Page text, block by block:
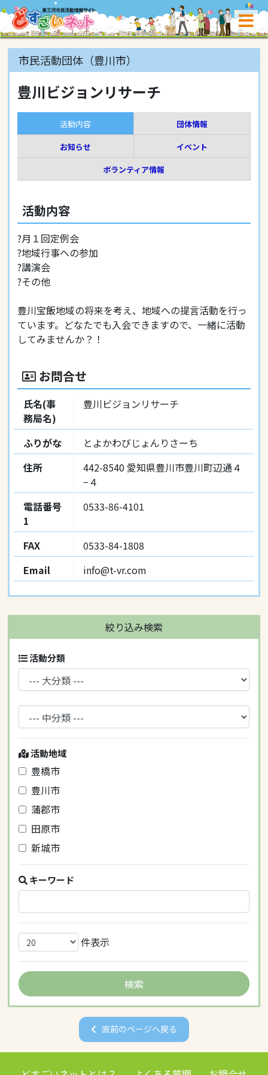
市民活動団体（豊川市）
豊川ビジョンリサーチ
活動内容
団体情報
お知らせ
イベント
ボランティア情報
活動内容
?月１回定例会
?地域行事への参加
?講演会
?その他
豊川宝飯地域の将来を考え、地域への提言活動を行っ
ています。どなたでも入会できますので、一緒に活動
してみませんか？！
お問合せ
氏名(事
務局名)
豊川ビジョンリサーチ
ふりがな
とよかわびじょんりさーち
住所
442-8540 愛知県豊川市豊川町辺通４
−４
電話番号
1
0533-86-4101
FAX
0533-84-1808
Email
info@t-vr.com
絞り込み検索
活動分類
活動地域
豊橋市
豊川市
蒲郡市
田原市
新城市
キーワード
件表示
直前のページへ戻る